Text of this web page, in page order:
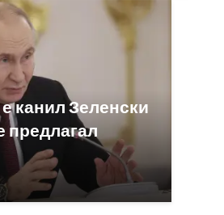
канил Зеленски
предлагал